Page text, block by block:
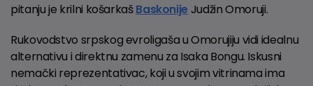
pitanju je krilni košarkašBaskonije Judžin Omoruji.
Rukovodstvo srpskog evroligaša u Omorujiju vidi idealnu
alternativu i direktnu zamenu za Isaka Bongu. Iskusni
nemački reprezentativac, koji u svojim vitrinama ima